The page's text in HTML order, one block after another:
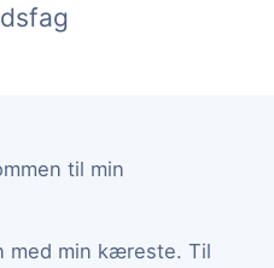
til min
med min kæreste. Til